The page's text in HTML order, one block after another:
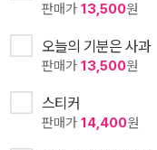
판매가 13,500원
오늘의 기분은 사과
판매가 13,500원
스티커
판매가 14,400원